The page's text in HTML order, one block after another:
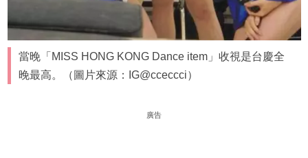
當晚「MISS HONG KONG Dance item」收視是台慶全
晚最高。（圖片來源：IG@cceccci）
廣告